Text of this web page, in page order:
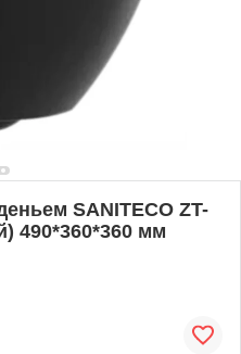
SANITECO ZT-
490*360*360 мм